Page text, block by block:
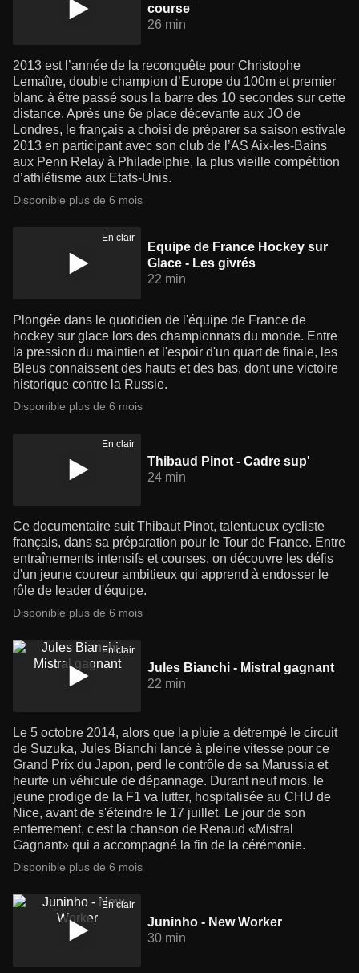
course
26 min
2013 est l’année de la reconquête pour Christophe
Lemaître, double champion d’Europe du 100m et premier
blanc à être passé sous la barre des 10 secondes sur cette
distance. Après une 6e place décevante aux JO de
Londres, le français a choisi de préparer sa saison estivale
2013 en participant avec son club de l’AS Aix-les-Bains
aux Penn Relay à Philadelphie, la plus vieille compétition
d’athlétisme aux Etats-Unis.
Disponible plus de 6 mois
En clair
Equipe de France Hockey sur
Glace - Les givrés
22 min
Plongée dans le quotidien de l'équipe de France de
hockey sur glace lors des championnats du monde. Entre
la pression du maintien et l'espoir d'un quart de finale, les
Bleus connaissent des hauts et des bas, dont une victoire
historique contre la Russie.
Disponible plus de 6 mois
En clair
Thibaud Pinot - Cadre sup'
24 min
Ce documentaire suit Thibaut Pinot, talentueux cycliste
français, dans sa préparation pour le Tour de France. Entre
entraînements intensifs et courses, on découvre les défis
d'un jeune coureur ambitieux qui apprend à endosser le
rôle de leader d'équipe.
Disponible plus de 6 mois
En clair
Jules Bianchi - Mistral gagnant
22 min
Le 5 octobre 2014, alors que la pluie a détrempé le circuit
de Suzuka, Jules Bianchi lancé à pleine vitesse pour ce
Grand Prix du Japon, perd le contrôle de sa Marussia et
heurte un véhicule de dépannage. Durant neuf mois, le
jeune prodige de la F1 va lutter, hospitalisée au CHU de
Nice, avant de s'éteindre le 17 juillet. Le jour de son
enterrement, c'est la chanson de Renaud «Mistral
Gagnant» qui a accompagné la fin de la cérémonie.
Disponible plus de 6 mois
En clair
Juninho - New Worker
30 min